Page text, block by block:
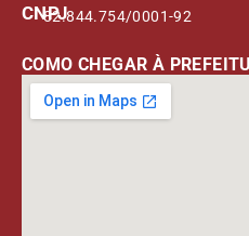
CNPJ82.844.754/0001-92
COMO CHEGAR À